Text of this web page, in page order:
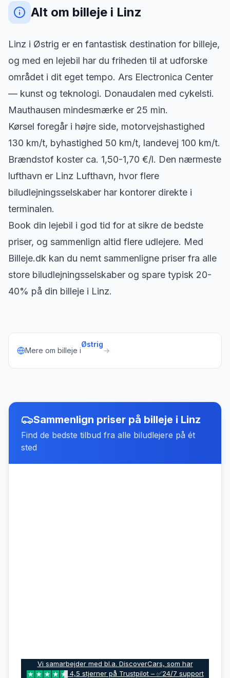
Alt om billeje i Linz
Linz i Østrig er en fantastisk destination for billeje,
og med en lejebil har du friheden til at udforske
området i dit eget tempo. Ars Electronica Center
— kunst og teknologi. Donaudalen med cykelsti.
Mauthausen mindesmærke er 25 min.
Kørsel foregår i højre side, motorvejshastighed
130 km/t, byhastighed 50 km/t, landevej 100 km/t.
Brændstof koster ca. 1,50-1,70 €/l. Den nærmeste
lufthavn er Linz Lufthavn, hvor flere
biludlejningsselskaber har kontorer direkte i
terminalen.
Book din lejebil i god tid for at sikre de bedste
priser, og sammenlign altid flere udlejere. Med
Billeje.dk kan du nemt sammenligne priser fra alle
store biludlejningsselskaber og spare typisk 20-
40% på din billeje i Linz.
Mere om billeje i
Østrig
→
Sammenlign priser på billeje i Linz
Find de bedste tilbud fra alle biludlejere på ét
sted
Vi samarbejder med bl.a. DiscoverCars, som har
4,5 stjerner på Trustpilot – ✅24/7 support